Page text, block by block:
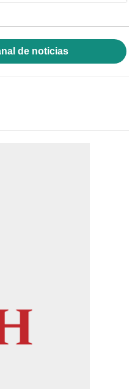
de noticias